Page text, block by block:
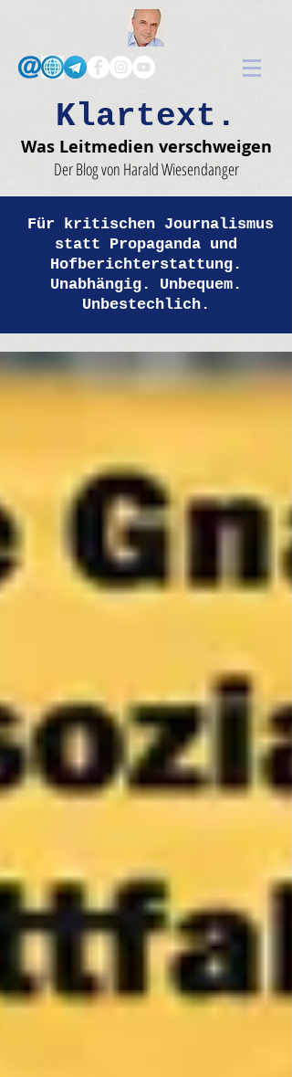
Klartext.
Was Leitmedien verschweigen
Der Blog von Harald Wiesendanger
Für kritischen Journalismus
statt Propaganda und
Hofberichterstattung.
Unabhängig. Unbequem.
Unbestechlich.